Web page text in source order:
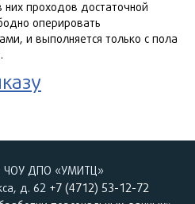
проходов достаточной
оперировать
и выполняется только с пола
ЧОУ ДПО «УМИТЦ»
д. 62 +7 (4712) 53-12-72